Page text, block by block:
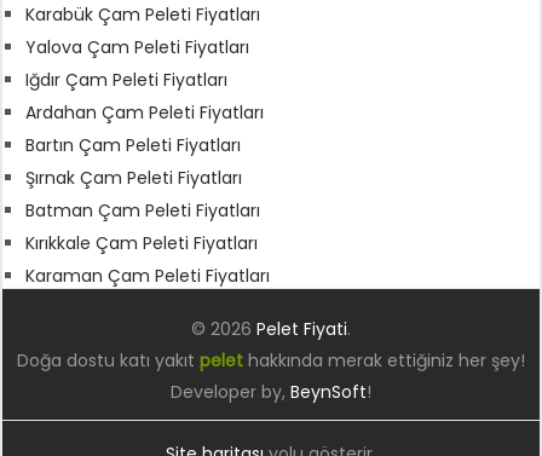
Karabük Çam Peleti Fiyatları
Yalova Çam Peleti Fiyatları
Iğdır Çam Peleti Fiyatları
Ardahan Çam Peleti Fiyatları
Bartın Çam Peleti Fiyatları
Şırnak Çam Peleti Fiyatları
Batman Çam Peleti Fiyatları
Kırıkkale Çam Peleti Fiyatları
Karaman Çam Peleti Fiyatları
© 2026 Pelet Fiyati.
Doğa dostu katı yakıt pelethakkında merak ettiğiniz her şey!
Developer by, BeynSoft!